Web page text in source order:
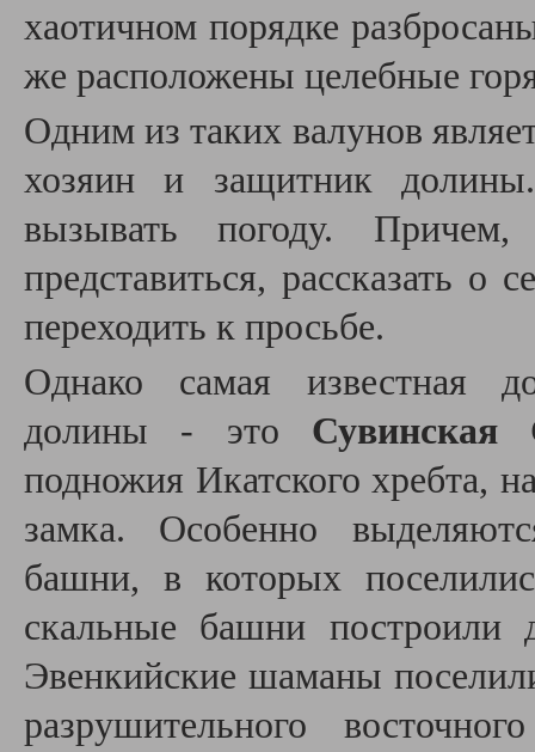
хаотичном порядке
же расположены целебные
Одним из таких валунов
хозяин и защитник
вызывать погоду.
представиться, рассказать о
переходить к просьбе.
Однако самая известная
долины - это Сувинская
подножия Икатского хребта,
замка. Особенно
башни, в которых
скальные башни построили
Эвенкийские шаманы
разрушительного